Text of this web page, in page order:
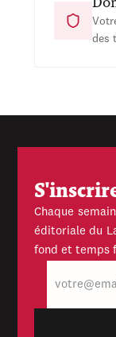
des
Chaque
éditoriale du
fond et temps
mail